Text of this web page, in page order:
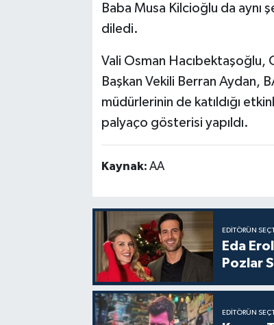
Baba Musa Kilcioğlu da aynı
diledi.
Vali Osman Hacıbektaşoğlu,
Başkan Vekili Berran Aydan,
müdürlerinin de katıldığı
palyaço gösterisi yapıldı.
Kaynak: AA
EDITÖRÜN
Eda
Pozlar
EDITÖRÜN